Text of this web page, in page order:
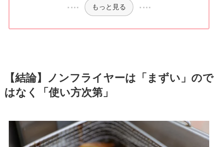
もっと見る
【結論】ノンフライヤーは「まずい」ので
はなく「使い方次第」